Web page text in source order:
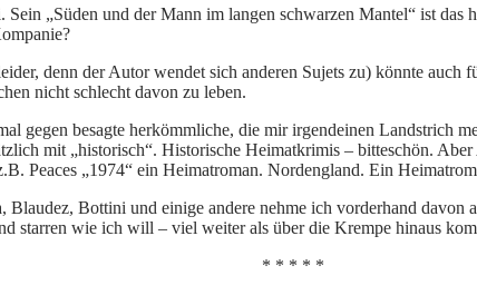
„Süden und der Mann im langen schwarzen Mantel“ ist
denn der Autor wendet sich anderen Sujets zu) könnte auch
nicht schlecht davon zu leben.
gegen besagte herkömmliche, die mir irgendeinen Landstrich
mit „historisch“. Historische Heimatkrimis – bitteschön.
Peaces „1974“ ein Heimatroman. Nordengland. Ein
Bottini und einige andere nehme ich vorderhand
starren wie ich will – viel weiter als über die Krempe hinaus
* * * * *